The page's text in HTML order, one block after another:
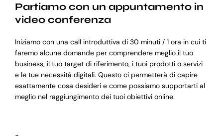
Partiamo con un appuntamento in
video conferenza
Iniziamo con una call introduttiva di 30 minuti / 1 ora in cui ti
faremo alcune domande per comprendere meglio il tuo
business, il tuo target di riferimento, i tuoi prodotti o servizi
e le tue necessità digitali. Questo ci permetterà di capire
esattamente cosa desideri e come possiamo supportarti al
meglio nel raggiungimento dei tuoi obiettivi online.